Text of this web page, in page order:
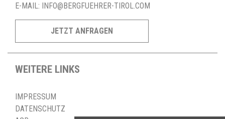
E-MAIL: INFO@BERGFUEHRER-TIROL.COM
JETZT ANFRAGEN
WEITERE LINKS
IMPRESSUM
DATENSCHUTZ